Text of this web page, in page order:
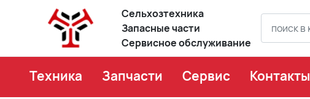
Сельхозтехника
Запасные части
Сервисное обслуживание
Техника Запчасти Сервис Контакты